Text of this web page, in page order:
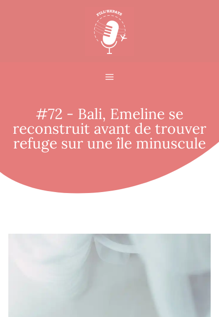
#72 - Bali, Emeline se
reconstruit avant de trouver
refuge sur une île minuscule